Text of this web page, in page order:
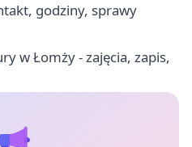
godziny, sprawy
w Łomży - zajęcia, zapis,